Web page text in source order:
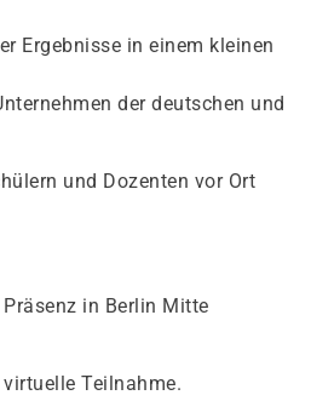
Ergebnisse in einem kleinen
der deutschen und
und Dozenten vor Ort
in Berlin Mitte
Teilnahme.